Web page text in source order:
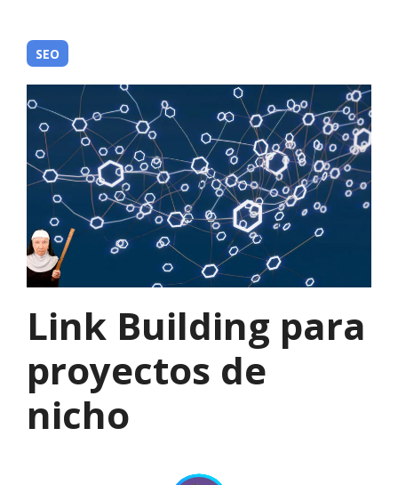
SEO
Link Building para
proyectos de
nicho